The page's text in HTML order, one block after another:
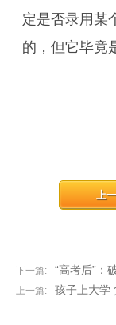
定是否录用某
的，但它毕竟
下一篇: “高考后”：
上一篇: 孩子上大学
上